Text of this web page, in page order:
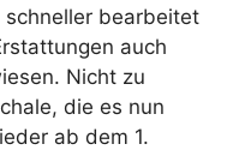
schneller bearbeitet
auch
Nicht zu
die es nun
ab dem 1.